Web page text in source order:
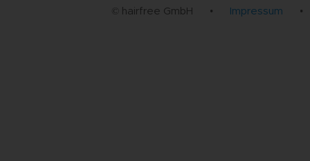
© hairfree GmbH • Impressum •